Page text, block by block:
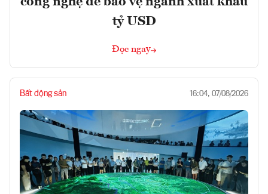
tỷ USD
Đọc ngay
Bất động sản 16:04, 07/08/2026